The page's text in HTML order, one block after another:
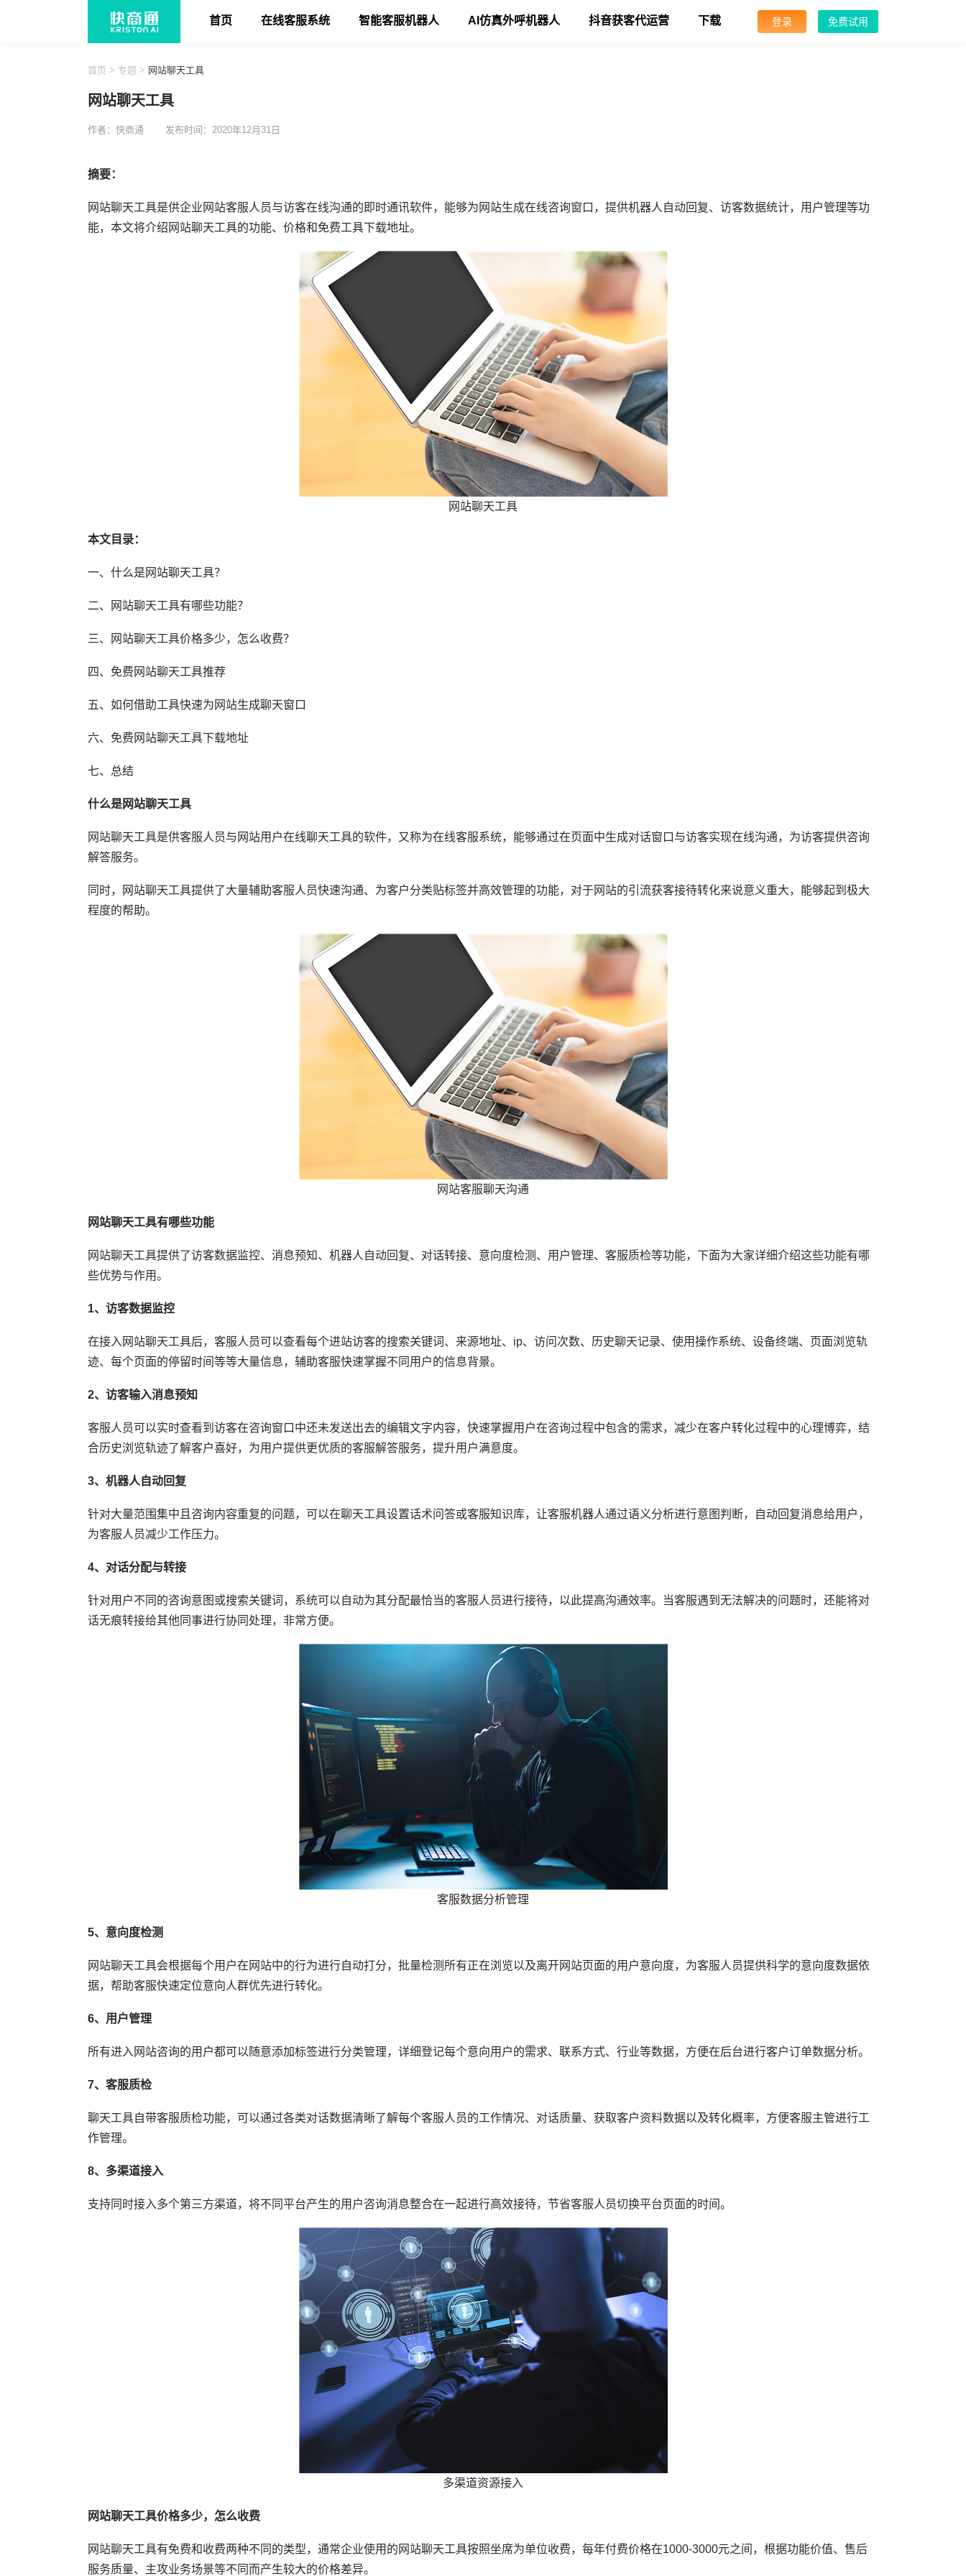
首页 在线客服系统 智能客服机器人 AI仿真外呼机器人 抖音获客代运营 下载 登录 免费试用
首页 > 专题 > 网站聊天工具
网站聊天工具
作者：快商通 发布时间：2020年12月31日
摘要：
网站聊天工具是供企业网站客服人员与访客在线沟通的即时通讯软件，能够为网站生成在线咨询窗口，提供机器人自动回复、访客数据统计，用户管理等功
能，本文将介绍网站聊天工具的功能、价格和免费工具下载地址。
网站聊天工具
本文目录：
一、什么是网站聊天工具？
二、网站聊天工具有哪些功能？
三、网站聊天工具价格多少，怎么收费？
四、免费网站聊天工具推荐
五、如何借助工具快速为网站生成聊天窗口
六、免费网站聊天工具下载地址
七、总结
什么是网站聊天工具
网站聊天工具是供客服人员与网站用户在线聊天工具的软件，又称为在线客服系统，能够通过在页面中生成对话窗口与访客实现在线沟通，为访客提供咨询
解答服务。
同时，网站聊天工具提供了大量辅助客服人员快速沟通、为客户分类贴标签并高效管理的功能，对于网站的引流获客接待转化来说意义重大，能够起到极大
程度的帮助。
网站客服聊天沟通
网站聊天工具有哪些功能
网站聊天工具提供了访客数据监控、消息预知、机器人自动回复、对话转接、意向度检测、用户管理、客服质检等功能，下面为大家详细介绍这些功能有哪
些优势与作用。
1、访客数据监控
在接入网站聊天工具后，客服人员可以查看每个进站访客的搜索关键词、来源地址、ip、访问次数、历史聊天记录、使用操作系统、设备终端、页面浏览轨
迹、每个页面的停留时间等等大量信息，辅助客服快速掌握不同用户的信息背景。
2、访客输入消息预知
客服人员可以实时查看到访客在咨询窗口中还未发送出去的编辑文字内容，快速掌握用户在咨询过程中包含的需求，减少在客户转化过程中的心理博弈，结
合历史浏览轨迹了解客户喜好，为用户提供更优质的客服解答服务，提升用户满意度。
3、机器人自动回复
针对大量范围集中且咨询内容重复的问题，可以在聊天工具设置话术问答或客服知识库，让客服机器人通过语义分析进行意图判断，自动回复消息给用户，
为客服人员减少工作压力。
4、对话分配与转接
针对用户不同的咨询意图或搜索关键词，系统可以自动为其分配最恰当的客服人员进行接待，以此提高沟通效率。当客服遇到无法解决的问题时，还能将对
话无痕转接给其他同事进行协同处理，非常方便。
客服数据分析管理
5、意向度检测
网站聊天工具会根据每个用户在网站中的行为进行自动打分，批量检测所有正在浏览以及离开网站页面的用户意向度，为客服人员提供科学的意向度数据依
据，帮助客服快速定位意向人群优先进行转化。
6、用户管理
所有进入网站咨询的用户都可以随意添加标签进行分类管理，详细登记每个意向用户的需求、联系方式、行业等数据，方便在后台进行客户订单数据分析。
7、客服质检
聊天工具自带客服质检功能，可以通过各类对话数据清晰了解每个客服人员的工作情况、对话质量、获取客户资料数据以及转化概率，方便客服主管进行工
作管理。
8、多渠道接入
支持同时接入多个第三方渠道，将不同平台产生的用户咨询消息整合在一起进行高效接待，节省客服人员切换平台页面的时间。
多渠道资源接入
网站聊天工具价格多少，怎么收费
网站聊天工具有免费和收费两种不同的类型，通常企业使用的网站聊天工具按照坐席为单位收费，每年付费价格在1000-3000元之间，根据功能价值、售后
服务质量、主攻业务场景等不同而产生较大的价格差异。